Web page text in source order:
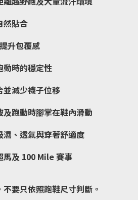
然貼合
升包覆感
動時的穩定性
並減少襪子位移
及跑動時腳掌在鞋內滑動
濕、透氣與穿著舒適度
馬及 100 Mile 賽事
要只依照跑鞋尺寸判斷。